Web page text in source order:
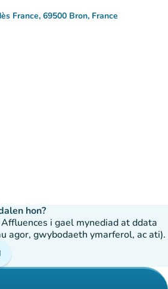
France, 69500 Bron, France
(agor yn Google Maps)
(tab newydd)
hon?
i gael mynediad at ddata
agor, gwybodaeth ymarferol, ac ati).